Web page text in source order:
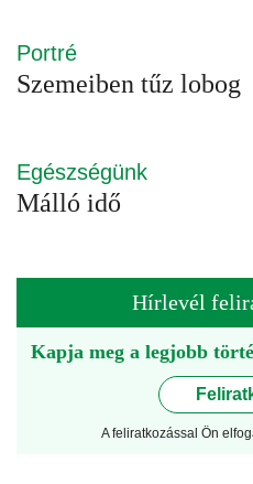
Portré
Szemeiben tűz lobog
Egészségünk
Málló idő
Hírlevél
Kapja meg a legjobb
A feliratkozással Ön